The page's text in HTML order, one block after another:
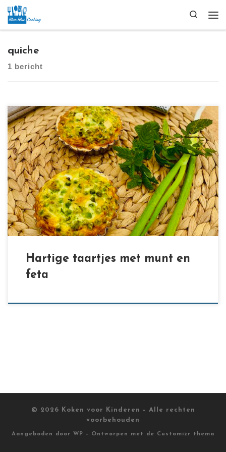
Ga naar inhoud
Search
quiche
1 bericht
[…]
Hartige taartjes met munt en
feta
© 2026 Koken voor Kinderen
– Alle rechten
voorbehouden
Aangeboden door WP – Ontworpen met de Customizr thema